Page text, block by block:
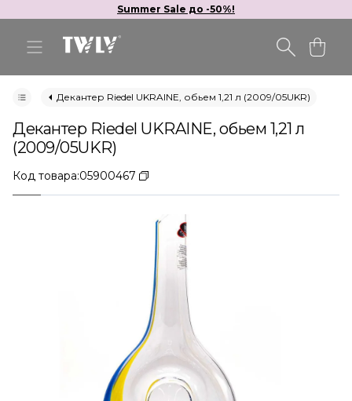
Summer Sale до -50%!
Декантер Riedel UKRAINE, обьем 1,21 л (2009/05UKR)
Декантер Riedel UKRAINE, обьем 1,21 л
(2009/05UKR)
Код товара:05900467